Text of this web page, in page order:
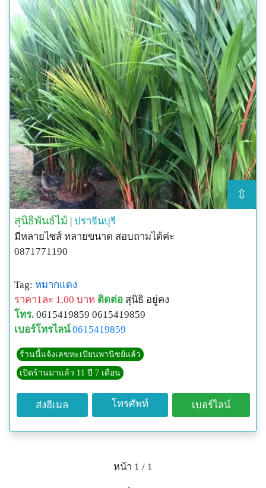
⇳
สุนิธิพันธ์ไม้ | ปราจีนบุรี
มีหลายไซส์ หลายขนาด สอบถามได้ค่ะ
0871771190
Tag: หมากแดง
ราคา1ละ 1.00 บาท ติดต่อ สุนิธิ อยู่คง
โทร. 0615419859 0615419859
เบอร์โทรไลน์ 0615419859
ร้านนี้แจ้งเลขทะเบียนพานิชย์แล้ว
เปิดร้านมาแล้ว 11 ปี 7 เดือน
ส่งอีเมล โทรศัพท์ เบอร์ไลน์
หน้า 1 / 1